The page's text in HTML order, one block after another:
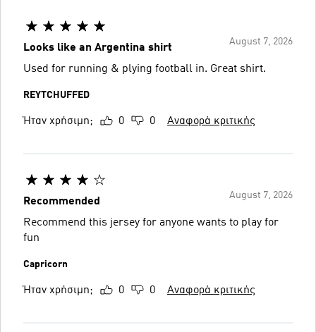
August 7, 2026
Looks like an Argentina shirt
Used for running & plying football in. Great shirt.
REYTCHUFFED
Ήταν χρήσιμη; 0 0 Αναφορά κριτικής
August 7, 2026
Recommended
Recommend this jersey for anyone wants to play for
fun
Capricorn
Ήταν χρήσιμη; 0 0 Αναφορά κριτικής